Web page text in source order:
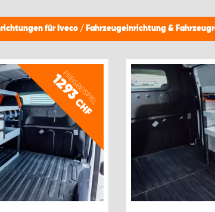
für Iveco / Fahrzeugeinrichtung &
PREISBEISPIEL
1293
CHF